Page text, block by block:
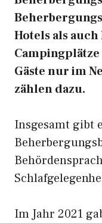
Hotels als
Gäste nur im
zählen dazu.
Insgesamt gibt
Im Jahr 2021